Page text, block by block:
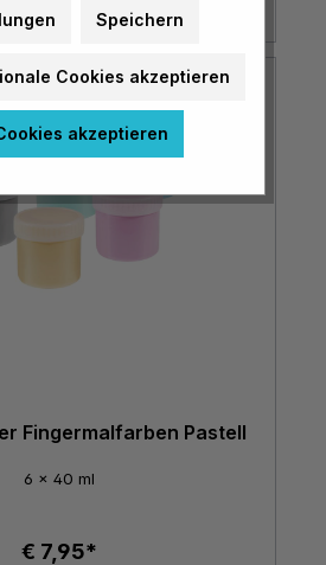
Fingermalfarben Pastell
6 x 40 ml
€ 7,95*
Speichern
Cookies akzeptieren
akzeptieren